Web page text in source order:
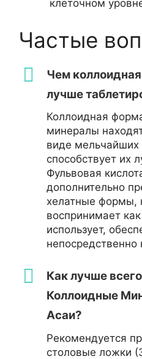
клеточном
Частые
Чем
лучше
Коллоидная
минералы
виде мельчайших
способствует их
Фульвовая
дополнительно
хелатные формы,
воспринимает
использует,
непосредственно
Как лучше
Коллоидные
Асаи?
Рекомендуется
столовые ложки